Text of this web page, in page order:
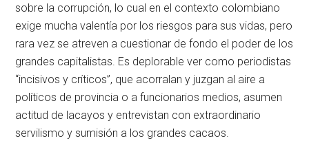
sobre la corrupción, lo cual en el contexto colombiano
exige mucha valentía por los riesgos para sus vidas, pero
rara vez se atreven a cuestionar de fondo el poder de los
grandes capitalistas. Es deplorable ver como periodistas
“incisivos y críticos”, que acorralan y juzgan al aire a
políticos de provincia o a funcionarios medios, asumen
actitud de lacayos y entrevistan con extraordinario
servilismo y sumisión a los grandes cacaos.